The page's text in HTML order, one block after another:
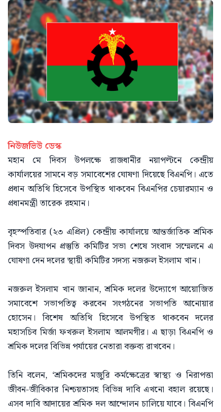
নিউজভিউ ডেস্ক
মহান মে দিবস উপলক্ষে রাজধানীর নয়াপল্টনে কেন্দ্রীয়
কার্যালয়ের সামনে বড় সমাবেশের ঘোষণা দিয়েছে বিএনপি। এতে
প্রধান অতিথি হিসেবে উপস্থিত থাকবেন বিএনপির চেয়ারম্যান ও
প্রধানমন্ত্রী তারেক রহমান।
বৃহস্পতিবার (২৩ এপ্রিল) কেন্দ্রীয় কার্যালয়ে আন্তর্জাতিক শ্রমিক
দিবস উদযাপন প্রস্তুতি কমিটির সভা শেষে সংবাদ সম্মেলনে এ
ঘোষণা দেন দলের স্থায়ী কমিটির সদস্য নজরুল ইসলাম খান।
নজরুল ইসলাম খান জানান, শ্রমিক দলের উদ্যোগে আয়োজিত
সমাবেশে সভাপতিত্ব করবেন সংগঠনের সভাপতি আনোয়ার
হোসেন। বিশেষ অতিথি হিসেবে উপস্থিত থাকবেন দলের
মহাসচিব মির্জা ফখরুল ইসলাম আলমগীর। এ ছাড়া বিএনপি ও
শ্রমিক দলের বিভিন্ন পর্যায়ের নেতারা বক্তব্য রাখবেন।
তিনি বলেন, ‘শ্রমিকদের মজুরি কর্মক্ষেত্রের স্বাস্থ্য ও নিরাপত্তা
জীবন-জীবিকার নিশ্চয়তাসহ বিভিন্ন দাবি এখনো বহাল রয়েছে।
এসব দাবি আদায়ের শ্রমিক দল আন্দোলন চালিয়ে যাবে। বিএনপি